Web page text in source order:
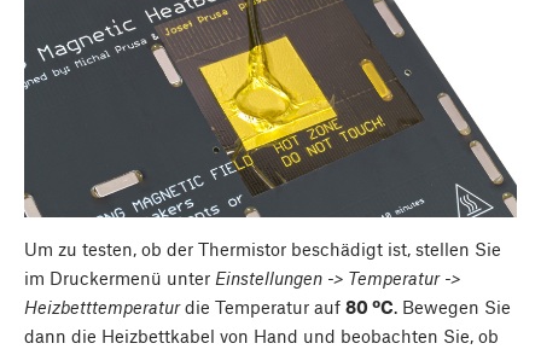
Um zu testen, ob der Thermistor beschädigt ist, stellen Sie
im Druckermenü unter Einstellungen -> Temperatur ->
Heizbetttemperaturdie Temperatur auf 80 ºC. Bewegen Sie
dann die Heizbettkabel von Hand und beobachten Sie, ob